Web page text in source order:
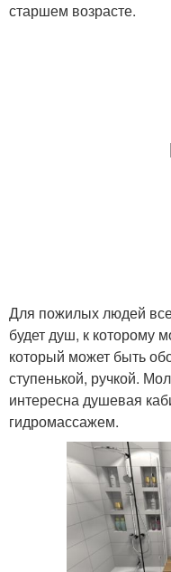
старшем возрасте.
Для пожилых людей
будет душ, к которому
который может быть
ступенькой, ручкой.
интересна душевая
гидромассажем.